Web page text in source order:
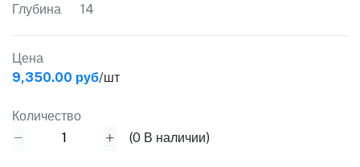
Глубина
14
Цена
9,350.00 руб/шт
Количество
(0 В наличии)